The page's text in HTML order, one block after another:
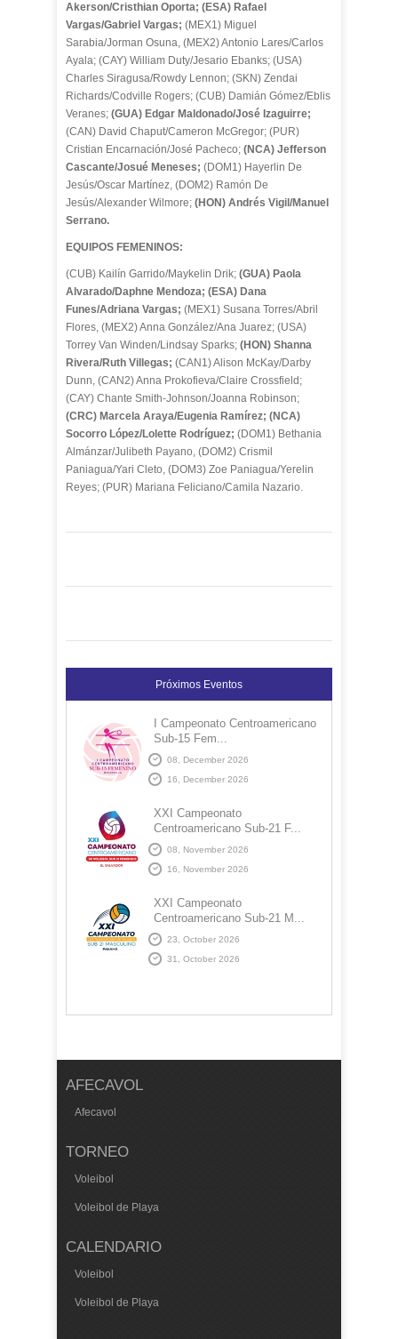
Akerson/Cristhian Oporta; (ESA) Rafael
Vargas/Gabriel Vargas; (MEX1) Miguel
Sarabia/Jorman Osuna, (MEX2) Antonio Lares/Carlos
Ayala; (CAY) William Duty/Jesario Ebanks; (USA)
Charles Siragusa/Rowdy Lennon; (SKN) Zendai
Richards/Codville Rogers; (CUB) Damián Gómez/Eblis
Veranes; (GUA) Edgar Maldonado/José Izaguirre;
(CAN) David Chaput/Cameron McGregor; (PUR)
Cristian Encarnación/José Pacheco; (NCA) Jefferson
Cascante/Josué Meneses; (DOM1) Hayerlin De
Jesús/Oscar Martínez, (DOM2) Ramón De
Jesús/Alexander Wilmore; (HON) Andrés Vigil/Manuel
Serrano.
EQUIPOS FEMENINOS:
(CUB) Kailín Garrido/Maykelin Drik; (GUA) Paola
Alvarado/Daphne Mendoza; (ESA) Dana
Funes/Adriana Vargas; (MEX1) Susana Torres/Abril
Flores, (MEX2) Anna González/Ana Juarez; (USA)
Torrey Van Winden/Lindsay Sparks; (HON) Shanna
Rivera/Ruth Villegas; (CAN1) Alison McKay/Darby
Dunn, (CAN2) Anna Prokofieva/Claire Crossfield;
(CAY) Chante Smith-Johnson/Joanna Robinson;
(CRC) Marcela Araya/Eugenia Ramírez; (NCA)
Socorro López/Lolette Rodríguez; (DOM1) Bethania
Almánzar/Julibeth Payano, (DOM2) Crismil
Paniagua/Yari Cleto, (DOM3) Zoe Paniagua/Yerelin
Reyes; (PUR) Mariana Feliciano/Camila Nazario.
Próximos Eventos
I Campeonato Centroamericano
Sub-15 Fem...
08, December 2026
16, December 2026
XXI Campeonato
Centroamericano Sub-21 F...
08, November 2026
16, November 2026
XXI Campeonato
Centroamericano Sub-21 M...
23, October 2026
31, October 2026
AFECAVOL
Afecavol
TORNEO
Voleibol
Voleibol de Playa
CALENDARIO
Voleibol
Voleibol de Playa